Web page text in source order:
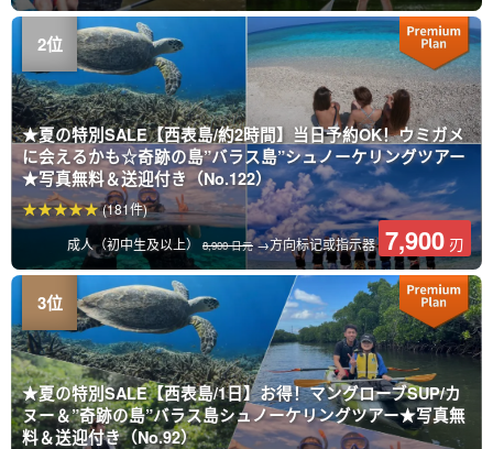
★夏の特別SALE【西表島/約2時間】当日予約OK！ウミガメ
に会えるかも☆奇跡の島”バラス島”シュノーケリングツアー
★写真無料＆送迎付き（No.122）
成人（初中生及以上）8,900 日元→方向标记或指示器 7,900 刃
(181件)
★夏の特別SALE【西表島/1日】お得！マングローブSUP/カ
ヌー＆”奇跡の島”バラス島シュノーケリングツアー★写真無
料＆送迎付き（No.92）